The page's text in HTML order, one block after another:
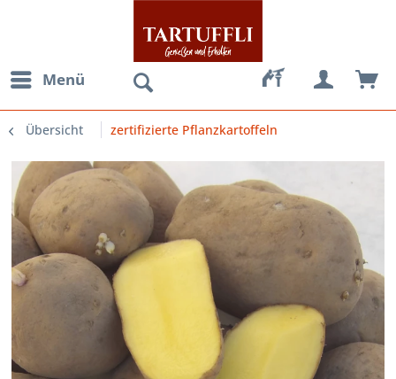
Menü
Übersicht zertifizierte Pflanzkartoffeln